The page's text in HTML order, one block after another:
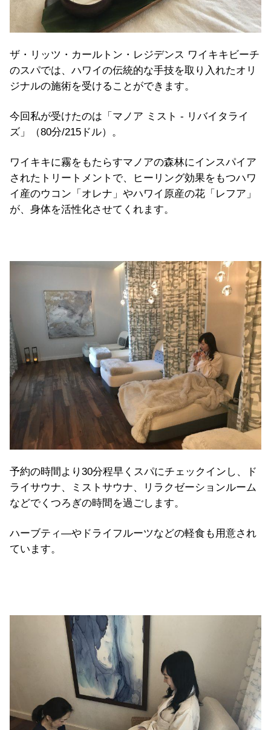
ザ・リッツ・カールトン・レジデンス ワイキキビーチ
のスパでは、ハワイの伝統的な手技を取り入れたオリ
ジナルの施術を受けることができます。
今回私が受けたのは「マノア ミスト - リバイタライ
ズ」（80分/215ドル）。
ワイキキに霧をもたらすマノアの森林にインスパイア
されたトリートメントで、ヒーリング効果をもつハワ
イ産のウコン「オレナ」やハワイ原産の花「レフア」
が、身体を活性化させてくれます。
予約の時間より30分程早くスパにチェックインし、ド
ライサウナ、ミストサウナ、リラクゼーションルーム
などでくつろぎの時間を過ごします。
ハーブティ―やドライフルーツなどの軽食も用意され
ています。